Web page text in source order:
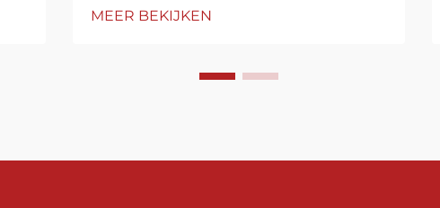
van een flowmeter is cruciaal om
prestaties te garanderen. Of u nu
MEER BEKIJKEN